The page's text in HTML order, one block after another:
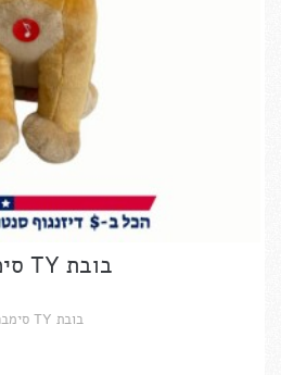
בובת TY סימבה
בובת TY סימבה